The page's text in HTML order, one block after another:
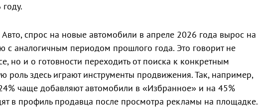
спрос на новые автомобили в апреле 2026 года вырос на
с аналогичным периодом прошлого года. Это говорит не
но и о готовности переходить от поиска к конкретным
роль здесь играют инструменты продвижения. Так, например,
чаще добавляют автомобили в «Избранное» и на 45%
в профиль продавца после просмотра рекламы на площадке.